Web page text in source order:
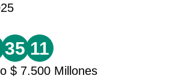
35 11
$ 7.500 Millones